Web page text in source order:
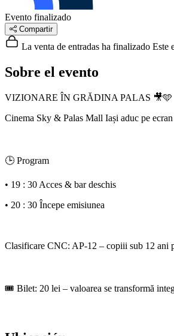
Evento finalizado
Compartir
La venta de entradas ha finalizado Este
Sobre el evento
VIZIONARE ÎN GRĂDINA PALAS 🎥🩵
Cinema Sky & Palas Mall Iași aduc pe
🕒 Program
• 19 : 30 Acces & bar deschis
• 20 : 30 Începe emisiunea
Clasificare CNC: AP-12 – copiii sub 12 ani
🎟️ Bilet: 20 lei – valoarea se transformă